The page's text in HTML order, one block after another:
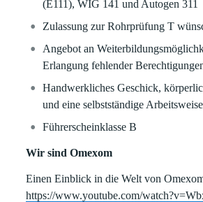
(E111), WIG 141 und Autogen 311
Zulassung zur Rohrprüfung T
Angebot an
Erlangung fehlender
Handwerkliches Geschick,
und eine selbstständige Arbeitsweise
Führerscheinklasse B
Wir sind Omexom
Einen Einblick in die Welt von
https://www.youtube.com/